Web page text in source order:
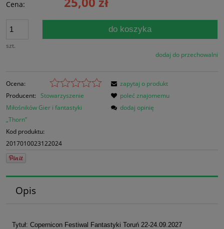
Cena:
szt.
do koszyka
dodaj do przechowalni
Ocena:
Producent: Stowarzyszenie
Miłośników Gier i fantastyki
„Thorn”
Kod produktu:
2017010023122024
zapytaj o produkt
poleć znajomemu
dodaj opinię
Opis
Tytuł: Copernicon Festiwal Fantastyki Toruń 22-24.09.2027